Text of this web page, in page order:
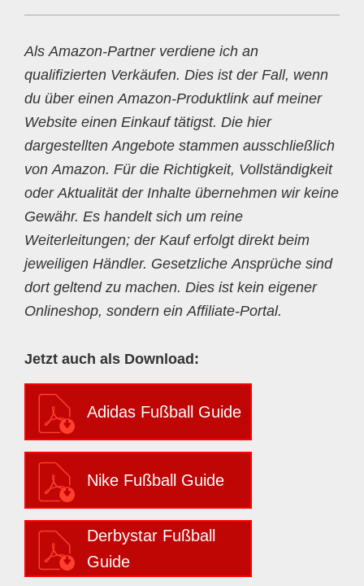
Als Amazon-Partner verdiene ich an
qualifizierten Verkäufen. Dies ist der Fall, wenn
du über einen Amazon-Produktlink auf meiner
Website einen Einkauf tätigst. Die hier
dargestellten Angebote stammen ausschließlich
von Amazon. Für die Richtigkeit, Vollständigkeit
oder Aktualität der Inhalte übernehmen wir keine
Gewähr. Es handelt sich um reine
Weiterleitungen; der Kauf erfolgt direkt beim
jeweiligen Händler. Gesetzliche Ansprüche sind
dort geltend zu machen. Dies ist kein eigener
Onlineshop, sondern ein Affiliate-Portal.
Jetzt auch als Download:
Adidas Fußball Guide
Nike Fußball Guide
Derbystar Fußball
Guide